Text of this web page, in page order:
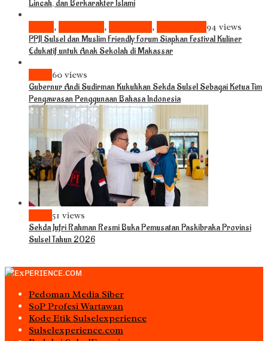
Lincah, dan Berkarakter Islami
, , , 94 views
PPJI Sulsel dan Muslim Friendly Forum Siapkan Festival Kuliner
Edukatif untuk Anak Sekolah di Makassar
60 views
Gubernur Andi Sudirman Kukuhkan Sekda Sulsel Sebagai Ketua Tim
Pengawasan Penggunaan Bahasa Indonesia
51 views
Sekda Jufri Rahman Resmi Buka Pemusatan Paskibraka Provinsi
Sulsel Tahun 2026
Pedoman Media Siber
S0P Profesi Wartawan
Kode Etik Sulselexperience
Sulselexperience.com